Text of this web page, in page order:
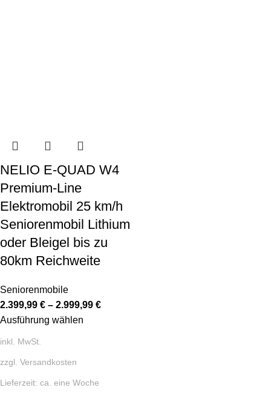
NELIO E-QUAD W4
Premium-Line
Elektromobil 25 km/h
Seniorenmobil Lithium
oder Bleigel bis zu
80km Reichweite
Seniorenmobile
2.399,99 € – 2.999,99 €
Ausführung wählen
inkl. MwSt.
zzgl. Versandkosten
Lieferzeit: ca. eine Woche